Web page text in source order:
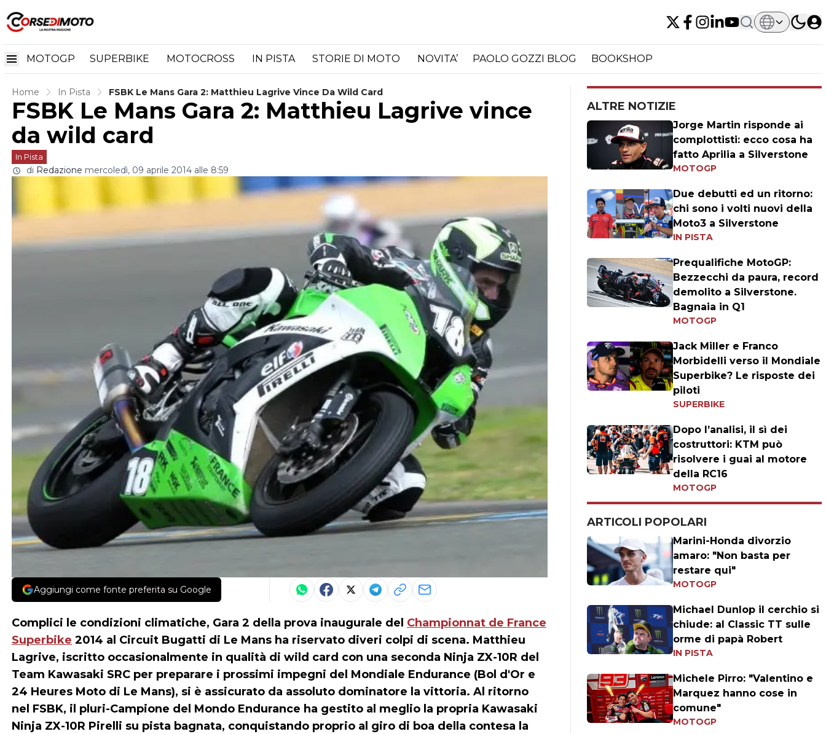
MOTOGP SUPERBIKE MOTOCROSS IN PISTA STORIE DI MOTO NOVITA’ PAOLO GOZZI BLOG BOOKSHOP
Home In Pista FSBK Le Mans Gara 2: Matthieu Lagrive Vince Da Wild Card
FSBK Le Mans Gara 2: Matthieu Lagrive vince
da wild card
In Pista
di Redazione mercoledì, 09 aprile 2014 alle 8:59
Aggiungi come fonte preferita su Google
Complici le condizioni climatiche, Gara 2 della prova inaugurale del Championnat de France
Superbike 2014 al Circuit Bugatti di Le Mans ha riservato diveri colpi di scena. Matthieu
Lagrive, iscritto occasionalmente in qualità di wild card con una seconda Ninja ZX-10R del
Team Kawasaki SRC per preparare i prossimi impegni del Mondiale Endurance (Bol d'Or e
24 Heures Moto di Le Mans), si è assicurato da assoluto dominatore la vittoria. Al ritorno
nel FSBK, il pluri-Campione del Mondo Endurance ha gestito al meglio la propria Kawasaki
Ninja ZX-10R Pirelli su pista bagnata, conquistando proprio al giro di boa della contesa la
ALTRE NOTIZIE
Jorge Martin risponde ai
complottisti: ecco cosa ha
fatto Aprilia a Silverstone
MOTOGP
Due debutti ed un ritorno:
chi sono i volti nuovi della
Moto3 a Silverstone
IN PISTA
Prequalifiche MotoGP:
Bezzecchi da paura, record
demolito a Silverstone.
Bagnaia in Q1
MOTOGP
Jack Miller e Franco
Morbidelli verso il Mondiale
Superbike? Le risposte dei
piloti
SUPERBIKE
Dopo l’analisi, il sì dei
costruttori: KTM può
risolvere i guai al motore
della RC16
MOTOGP
ARTICOLI POPOLARI
Marini-Honda divorzio
amaro: "Non basta per
restare qui"
MOTOGP
Michael Dunlop il cerchio si
chiude: al Classic TT sulle
orme di papà Robert
IN PISTA
Michele Pirro: "Valentino e
Marquez hanno cose in
comune"
MOTOGP